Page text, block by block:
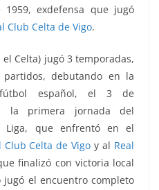
exdefensa que jugó
Club Celta de Vigo.
Celta) jugó 3 temporadas,
debutando en la
español, el 3 de
la primera jornada del
Liga, que enfrentó en el
Club Celta de Vigo y al Real
finalizó con victoria local
el encuentro completo